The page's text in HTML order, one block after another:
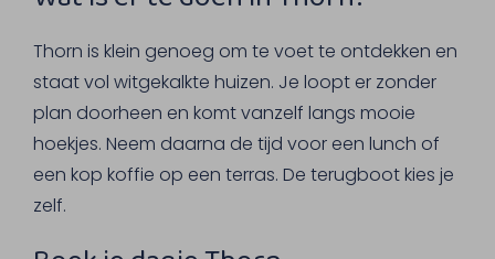
Thorn is klein genoeg om te voet te ontdekken en
staat vol witgekalkte huizen. Je loopt er zonder
plan doorheen en komt vanzelf langs mooie
hoekjes. Neem daarna de tijd voor een lunch of
een kop koffie op een terras. De terugboot kies je
zelf.